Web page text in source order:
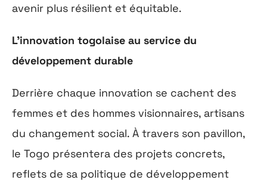
avenir plus résilient et équitable.
L’innovation togolaise au service du
développement durable
Derrière chaque innovation se cachent des
femmes et des hommes visionnaires, artisans
du changement social. À travers son pavillon,
le Togo présentera des projets concrets,
reflets de sa politique de développement